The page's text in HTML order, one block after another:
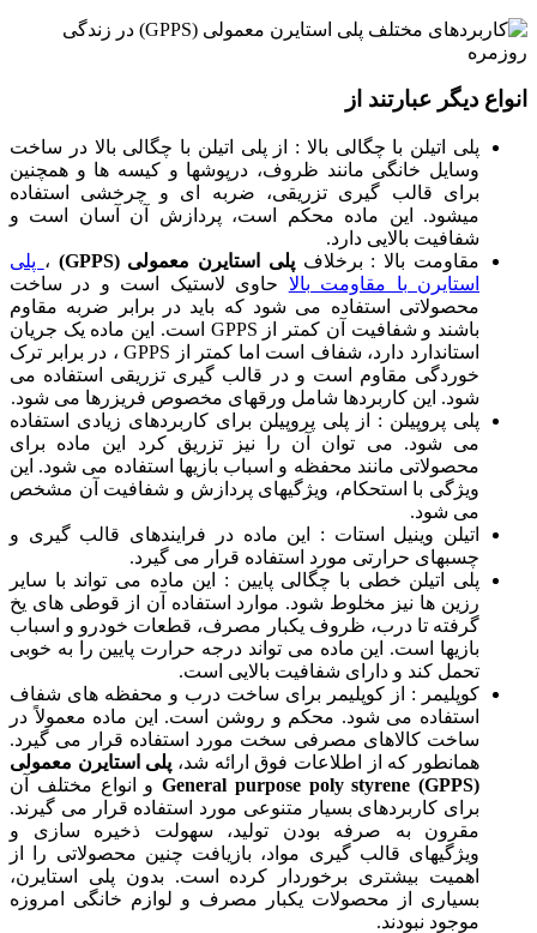
انواع دیگر عبارتند از
پلی اتیلن با چگالی بالا : از پلی اتیلن با چگالی بالا در ساخت
وسایل خانگی مانند ظروف، درپوشها و کیسه ها و همچنین
برای قالب گیری تزریقی، ضربه ای و چرخشی استفاده
میشود. این ماده محکم است، پردازش آن آسان است و
شفافیت بالایی دارد.
مقاومت بالا : برخلافپلی استایرن معمولی (GPPS) ، پلی
استایرن با مقاومت بالا حاوی لاستیک است و در ساخت
محصولاتی استفاده می شود که باید در برابر ضربه مقاوم
باشند و شفافیت آن کمتر از GPPS است. این ماده یک جریان
استاندارد دارد، شفاف است اما کمتر از GPPS ، در برابر ترک
خوردگی مقاوم است و در قالب گیری تزریقی استفاده می
شود. این کاربردها شامل ورقهای مخصوص فریزرها می شود.
پلی پروپیلن : از پلی پروپیلن برای کاربردهای زیادی استفاده
می شود. می توان آن را نیز تزریق کرد این ماده برای
محصولاتی مانند محفظه و اسباب بازیها استفاده می شود. این
ویژگی با استحکام، ویژگیهای پردازش و شفافیت آن مشخص
می شود.
اتیلن وینیل استات : این ماده در فرایندهای قالب گیری و
چسبهای حرارتی مورد استفاده قرار می گیرد.
پلی اتیلن خطی با چگالی پایین : این ماده می تواند با سایر
رزین ها نیز مخلوط شود. موارد استفاده آن از قوطی های یخ
گرفته تا درب، ظروف یکبار مصرف، قطعات خودرو و اسباب
بازیها است. این ماده می تواند درجه حرارت پایین را به خوبی
تحمل کند و دارای شفافیت بالایی است.
کوپلیمر : از کوپلیمر برای ساخت درب و محفظه های شفاف
استفاده می شود. محکم و روشن است. این ماده معمولاً در
ساخت کالاهای مصرفی سخت مورد استفاده قرار می گیرد.
همانطور که از اطلاعات فوق ارائه شد، پلی استایرن معمولی
General purpose poly styrene (GPPS)
و انواع مختلف آن
برای کاربردهای بسیار متنوعی مورد استفاده قرار می گیرند.
مقرون به صرفه بودن تولید، سهولت ذخیره سازی و
ویژگیهای قالب گیری مواد، بازیافت چنین محصولاتی را از
اهمیت بیشتری برخوردار کرده است. بدون پلی استایرن،
بسیاری از محصولات یکبار مصرف و لوازم خانگی امروزه
موجود نبودند.